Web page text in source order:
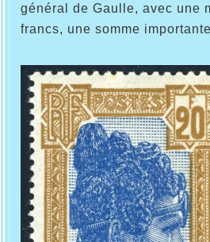
général de Gaulle, avec une
francs, une somme